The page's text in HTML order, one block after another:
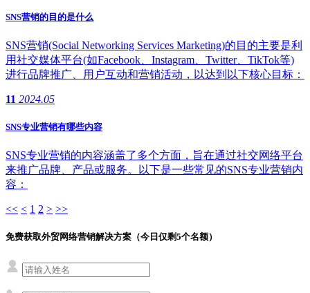
SNS营销的目的是什么
SNS营销(Social Networking Services Marketing)的目的主要是利
用社交媒体平台(如Facebook、Instagram、Twitter、TikTok等)
进行品牌推广、用户互动和营销活动，以达到以下核心目标：
11 2024.05
SNS专业营销有哪些内容
SNS专业营销的内容涵盖了多个方面，旨在通过社交网络平台
来推广品牌、产品或服务。以下是一些常见的SNS专业营销内
容：
<< < 1 2 > >>
免费获取外贸网络营销解决方案（今日仅剩5个名额）